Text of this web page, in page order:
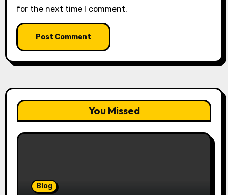
for the next time I comment.
You Missed
Blog